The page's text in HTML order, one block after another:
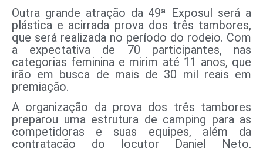
Outra grande atração da 49ª Exposul será a
plástica e acirrada prova dos três tambores,
que será realizada no período do rodeio. Com
a expectativa de 70 participantes, nas
categorias feminina e mirim até 11 anos, que
irão em busca de mais de 30 mil reais em
premiação.
A organização da prova dos três tambores
preparou uma estrutura de camping para as
competidoras e suas equipes, além da
contratação do locutor Daniel Neto,